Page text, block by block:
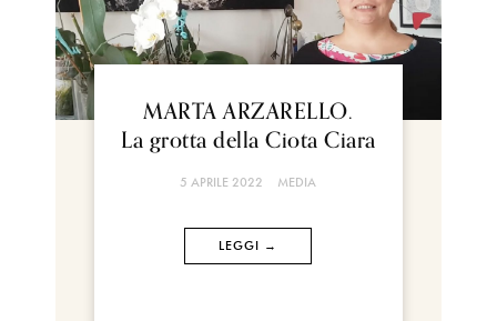
MARTA ARZARELLO.
La grotta della Ciota Ciara
5 APRILE 2022 MEDIA
LEGGI →